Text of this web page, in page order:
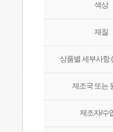
색상
재질
상품별 세부사항
제조국 또는
제조자/수